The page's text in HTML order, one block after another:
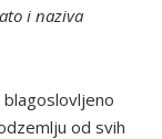
i naziva
blagoslovljeno
od svih